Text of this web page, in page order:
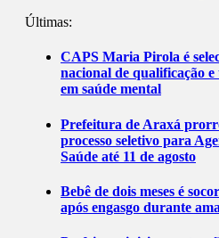
Últimas:
CAPS Maria Pirola é
nacional de qualificação
em saúde mental
Prefeitura de Araxá
processo seletivo para
Saúde até 11 de agosto
Bebê de dois meses é
após engasgo durante